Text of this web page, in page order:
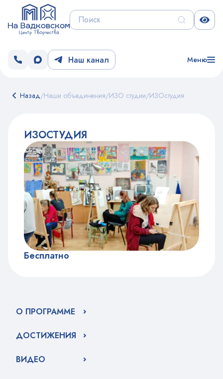
Наш канал Меню
Назад/Наши объединения/ИЗО студии/ИЗОстудия
ИЗОСТУДИЯ
Бесплатно
О ПРОГРАММЕ
ДОСТИЖЕНИЯ
ВИДЕО